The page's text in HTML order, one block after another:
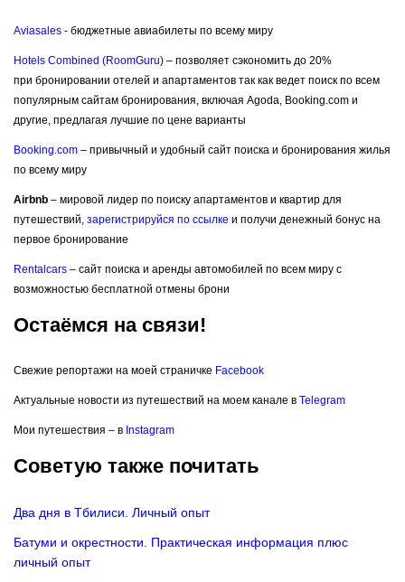
Aviasales - бюджетные авиабилеты по всему миру
Hotels Combined (RoomGuru) – позволяет сэкономить до 20%
при бронировании отелей и апартаментов так как ведет поиск по всем
популярным сайтам бронирования, включая Agoda, Booking.com и
другие, предлагая лучшие по цене варианты
Booking.com – привычный и удобный сайт поиска и бронирования жилья
по всему миру
Airbnb – мировой лидер по поиску апартаментов и квартир для
путешествий, зарегистрируйся по ссылке и получи денежный бонус на
первое бронирование
Rentalcars – сайт поиска и аренды автомобилей по всем миру с
возможностью бесплатной отмены брони
Остаёмся на связи!
Свежие репортажи на моей страничке Facebook
Актуальные новости из путешествий на моем канале в Telegram
Мои путешествия – в Instagram
Советую также почитать
Два дня в Тбилиси. Личный опыт
Батуми и окрестности. Практическая информация плюс
личный опыт